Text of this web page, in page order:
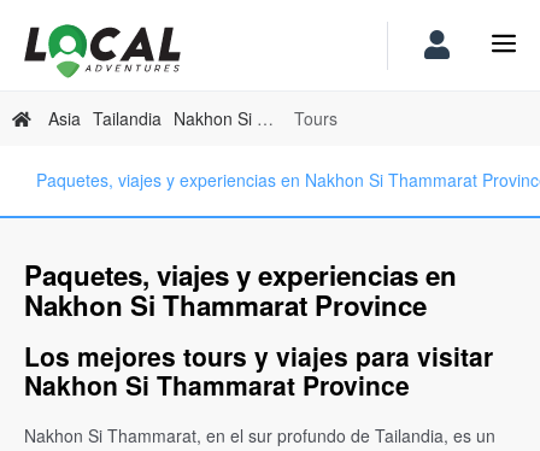
Asia Tailandia Nakhon Si Thammarat Province Tours
Paquetes, viajes y experiencias en Nakhon Si Thammarat
Paquetes, viajes y experiencias en
Nakhon Si Thammarat Province
Los mejores tours y viajes para visitar
Nakhon Si Thammarat Province
Nakhon Si Thammarat, en el sur profundo de Tailandia, es un